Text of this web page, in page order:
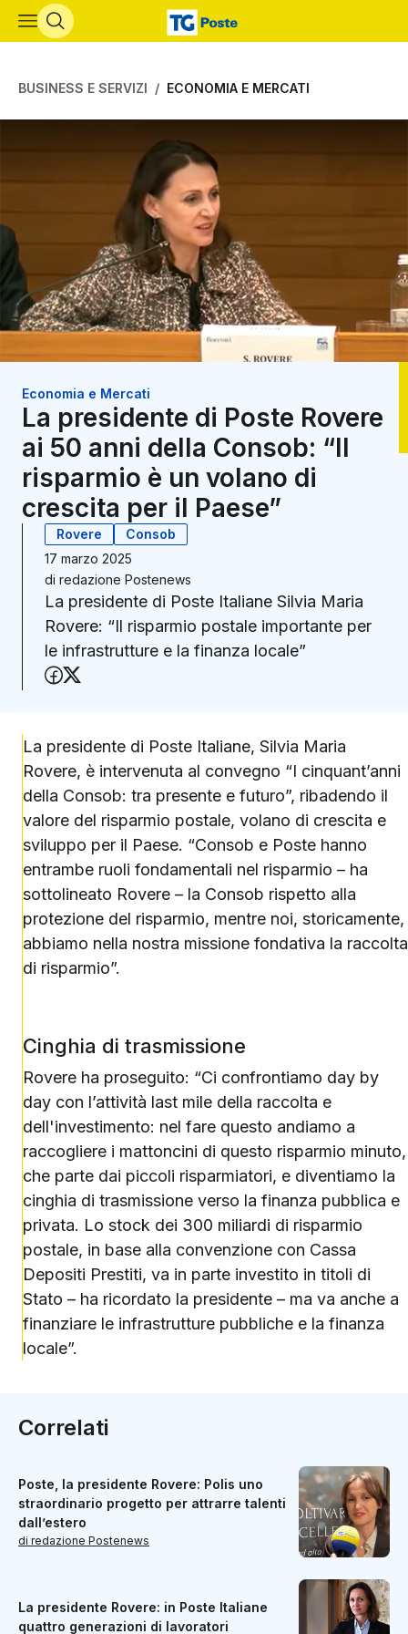
Vai al contenuto principale
BUSINESS E SERVIZI ECONOMIA E MERCATI
Economia e Mercati
La presidente di Poste Rovere
ai 50 anni della Consob: “Il
risparmio è un volano di
crescita per il Paese”
Rovere
Consob
17 marzo 2025
di redazione Postenews
La presidente di Poste Italiane Silvia Maria
Rovere: “Il risparmio postale importante per
le infrastrutture e la finanza locale”
Condividi su Facebook
La presidente di Poste Italiane, Silvia Maria
Rovere, è intervenuta al convegno “I cinquant’anni
della Consob: tra presente e futuro”, ribadendo il
valore del risparmio postale, volano di crescita e
sviluppo per il Paese. “Consob e Poste hanno
entrambe ruoli fondamentali nel risparmio – ha
sottolineato Rovere – la Consob rispetto alla
protezione del risparmio, mentre noi, storicamente,
abbiamo nella nostra missione fondativa la raccolta
di risparmio”.
Cinghia di trasmissione
Rovere ha proseguito: “Ci confrontiamo day by
day con l’attività last mile della raccolta e
dell'investimento: nel fare questo andiamo a
raccogliere i mattoncini di questo risparmio minuto,
che parte dai piccoli risparmiatori, e diventiamo la
cinghia di trasmissione verso la finanza pubblica e
privata. Lo stock dei 300 miliardi di risparmio
postale, in base alla convenzione con Cassa
Depositi Prestiti, va in parte investito in titoli di
Stato – ha ricordato la presidente – ma va anche a
finanziare le infrastrutture pubbliche e la finanza
locale”.
Correlati
Poste, la presidente Rovere: Polis uno
straordinario progetto per attrarre talenti
dall’estero
di redazione Postenews
La presidente Rovere: in Poste Italiane
quattro generazioni di lavoratori